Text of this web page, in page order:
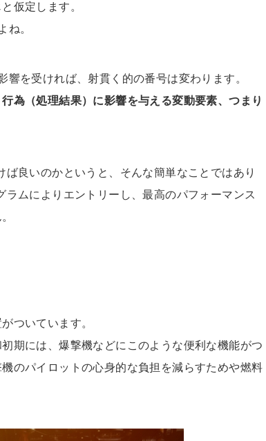
仮定します。
ね。
を受ければ、射貫く的の番号は変わります。
為（処理結果）に影響を与える変動要素、つまり
良いのかというと、そんな簡単なことではあり
ムによりエントリーし、最高のパフォーマンス
ついています。
期には、爆撃機などにこのような便利な機能がつ
のパイロットの心身的な負担を減らすためや燃料